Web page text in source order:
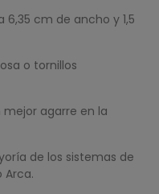
cm de ancho y 1,5
o tornillos
agarre en la
de los sistemas de
Arca.